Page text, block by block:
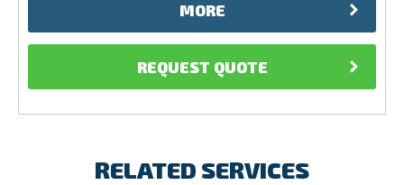
MORE
REQUEST QUOTE
RELATED SERVICES